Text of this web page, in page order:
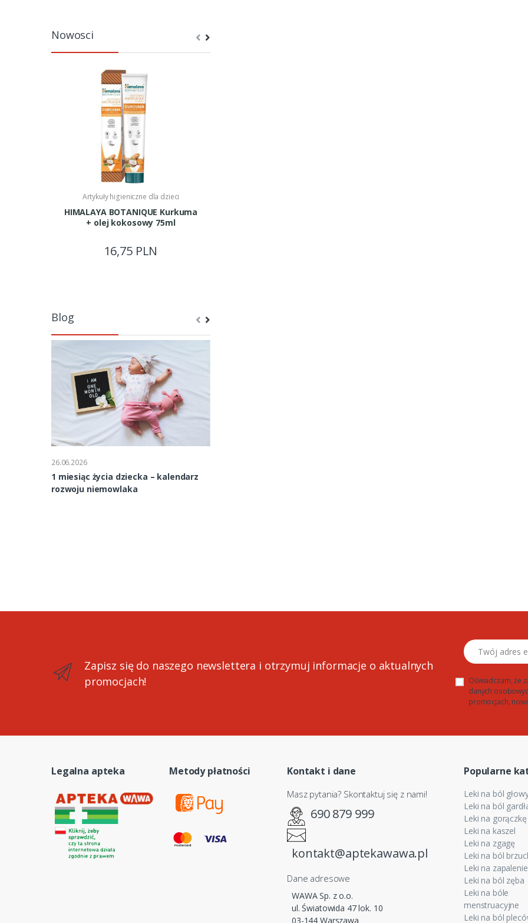
Nowosci
Artykuły higieniczne dla dzieci
HIMALAYA BOTANIQUE Kurkuma
+ olej kokosowy 75ml
16,75 PLN
Blog
26.06.2026
1 miesiąc życia dziecka – kalendarz
rozwoju niemowlaka
Zapisz się do naszego newslettera i otrzymuj informacje o aktualnych
promocjach!
Twój adres email
Oświadczam, że
danych
promocjach,
Legalna apteka Metody płatności Kontakt i dane
Masz pytania? Skontaktuj się z nami!
690 879 999
kontakt@aptekawawa.pl
Dane adresowe
WAWA Sp. z o.o.
ul. Światowida 47 lok. 10
03-144 Warszawa
Popularne
Leki na ból
Leki na ból
Leki na gorączkę
Leki na kaszel
Leki na zgagę
Leki na ból
Leki na
Leki na ból zęba
Leki na bóle
menstruacyjne
Leki na ból